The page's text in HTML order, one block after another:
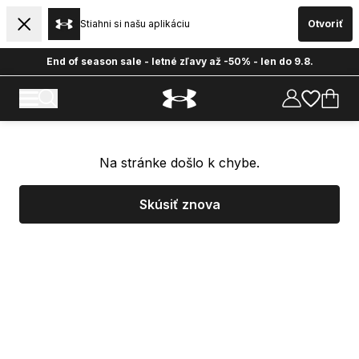
Stiahni si našu aplikáciu Otvoriť
End of season sale - letné zľavy až -50% - len do 9.8.
Na stránke došlo k chybe.
Skúsiť znova